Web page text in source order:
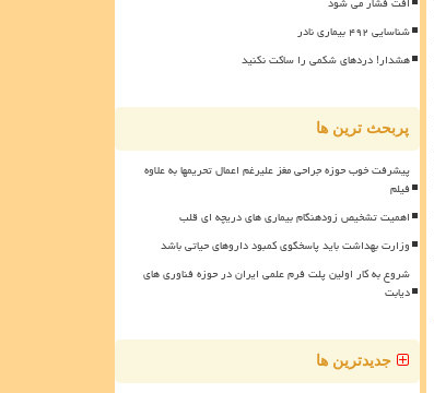
شناسایی ۴۹۲ بیماری نادر
هشدار! دردهای شکمی را ساکت نکنید
پربحث ترین ها
پیشرفت خوب حوزه جراحی مغز علیرغم اعمال تحریمها به علاوه
فیلم
اهمیت تشخیص زودهنگام بیماری های دریچه ای قلب
وزارت بهداشت باید پاسخگوی کمبود داروهای حیاتی باشد
شروع به کار اولین پلت فرم علمی ایران در حوزه فناوری های
دیابت
جدیدترین ها